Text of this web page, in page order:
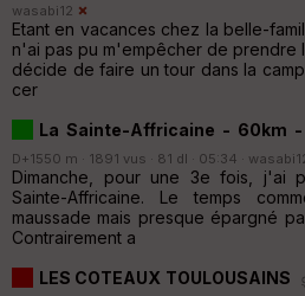
wasabi12
Etant en vacances chez la belle-
n'ai pas pu m'empêcher de prendre
décide de faire un tour dans la
cer
La Sainte-Affricaine - 60km -
D+1550 m · 1891 vus · 81 dl · 05:34 ·
Dimanche, pour une 3e fois, j'ai
Sainte-Affricaine. Le temps
maussade mais presque épargné
Contrairement a
LES COTEAUX TOULOUSAINS